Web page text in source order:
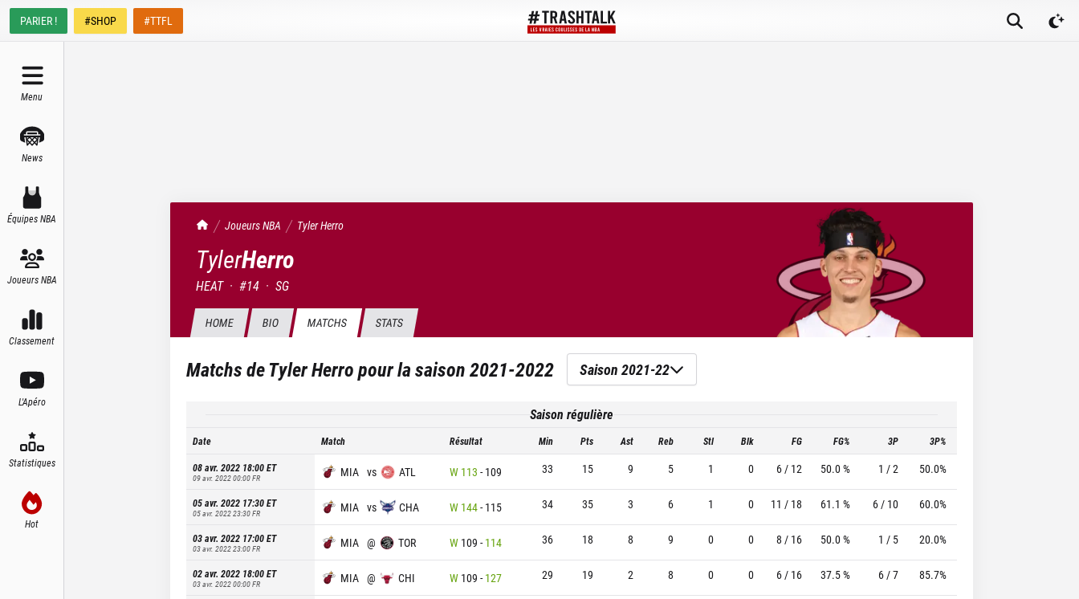
PARIER ! #SHOP #TTFL
Menu
News
Équipes NBA
Joueurs NBA
Classement
L'Apéro
Statistiques
Hot
TrashTalk Actu NBA
Joueurs NBA TylerHerro
TylerHerro
HEAT · #14 · SG
HOME BIO MATCHS STATS
Matchs deTyler Herropour la saison2021-2022 Saison 2021-22
Saison régulière
Date Match Résultat Min Pts Ast Reb Stl Blk FG FG% 3P 3P%
08 avr. 2022 18:00ET
09 avr. 2022 00:00FR MIA vs ATL W 113 - 109 33 15 9 5 1 0 6 / 12 50.0 % 1 / 2 50.0%
05 avr. 2022 17:30ET
05 avr. 2022 23:30FR MIA vs CHA W 144- 115 34 35 3 6 1 0 11 / 18 61.1 % 6 / 10 60.0%
03 avr. 2022 17:00ET
03 avr. 2022 23:00FR MIA @ TOR W 109 - 114 36 18 8 9 0 0 8 / 16 50.0 % 1 / 5 20.0%
02 avr. 2022 18:00ET
03 avr. 2022 00:00FR MIA @ CHI W 109 - 127 29 19 2 8 0 0 6 / 16 37.5 % 6 / 7 85.7%